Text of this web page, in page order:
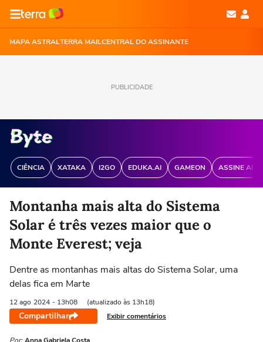
MAPA ASTRALTERRA MAILCENTRAL DO ASSINANTE
PUBLICIDADE
CIÊNCIA XATAKA I2GO EDUKA.AI GAMEON ASSINE
Montanha mais alta do Sistema
Solar é três vezes maior que o
Monte Everest; veja
Dentre as montanhas mais altas do Sistema Solar, uma
delas fica em Marte
12 ago 2024 - 13h08 (atualizado às 13h18)
Compartilhar Exibir comentários